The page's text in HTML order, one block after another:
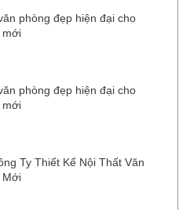
phòng đẹp hiện đại cho
mới
phòng đẹp hiện đại cho
mới
Ty Thiết Kế Nội Thất Văn
Mới